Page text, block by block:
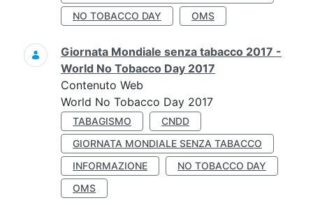
NO TOBACCO DAY
OMS
Giornata Mondiale senza tabacco 2017 -
World No Tobacco Day 2017
Contenuto Web
World No Tobacco Day 2017
TABAGISMO
CNDD
GIORNATA MONDIALE SENZA TABACCO
INFORMAZIONE
NO TOBACCO DAY
OMS